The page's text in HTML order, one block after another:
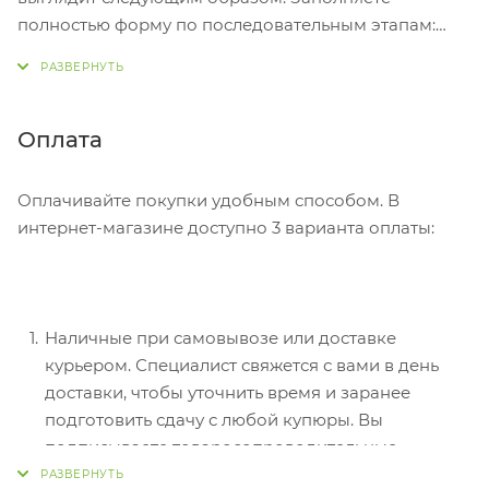
полностью форму по последовательным этапам:
Нажмите кнопку «Оформить заказ».
Оплата
Оплачивайте покупки удобным способом. В
интернет-магазине доступно 3 варианта оплаты:
Наличные при самовывозе или доставке
курьером. Специалист свяжется с вами в день
доставки, чтобы уточнить время и заранее
подготовить сдачу с любой купюры. Вы
подписываете товаросопроводительные
документы, вносите денежные средства,